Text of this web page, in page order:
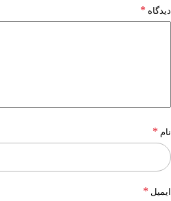
دیدگاه *
نام *
ایمیل *